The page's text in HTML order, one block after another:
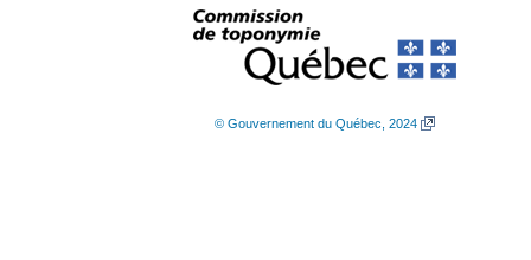
© Gouvernement du Québec, 2024